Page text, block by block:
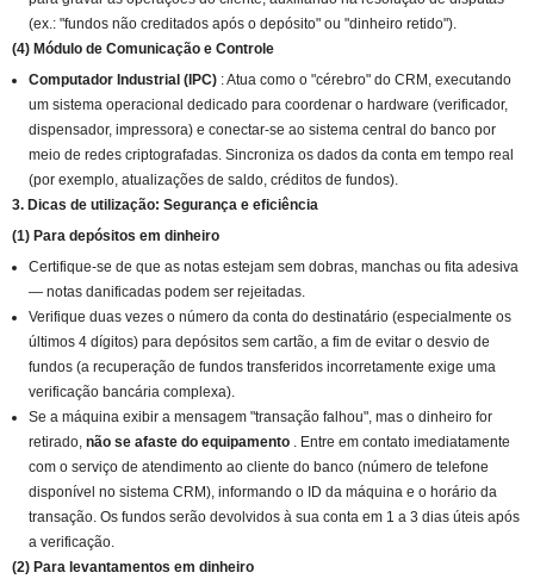
(ex.: "fundos não creditados após o depósito" ou "dinheiro retido").
(4) Módulo de Comunicação e Controle
Computador Industrial (IPC) : Atua como o "cérebro" do CRM, executando
um sistema operacional dedicado para coordenar o hardware (verificador,
dispensador, impressora) e conectar-se ao sistema central do banco por
meio de redes criptografadas. Sincroniza os dados da conta em tempo real
(por exemplo, atualizações de saldo, créditos de fundos).
3. Dicas de utilização: Segurança e eficiência
(1) Para depósitos em dinheiro
Certifique-se de que as notas estejam sem dobras, manchas ou fita adesiva
— notas danificadas podem ser rejeitadas.
Verifique duas vezes o número da conta do destinatário (especialmente os
últimos 4 dígitos) para depósitos sem cartão, a fim de evitar o desvio de
fundos (a recuperação de fundos transferidos incorretamente exige uma
verificação bancária complexa).
Se a máquina exibir a mensagem "transação falhou", mas o dinheiro for
retirado,não se afaste do equipamento . Entre em contato imediatamente
com o serviço de atendimento ao cliente do banco (número de telefone
disponível no sistema CRM), informando o ID da máquina e o horário da
transação. Os fundos serão devolvidos à sua conta em 1 a 3 dias úteis após
a verificação.
(2) Para levantamentos em dinheiro